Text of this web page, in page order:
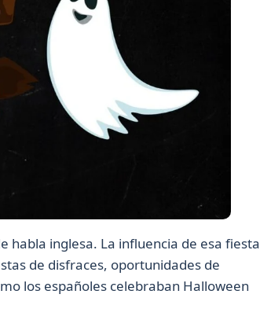
habla inglesa. La influencia de esa fiesta
de disfraces, oportunidades de
los españoles celebraban Halloween